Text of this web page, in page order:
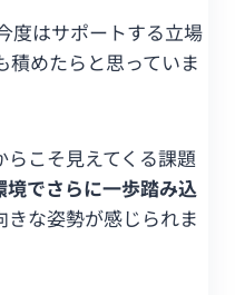
度はサポートする立場
積めたらと思っていま
こそ見えてくる課題
境でさらに一歩踏み込
きな姿勢が感じられま